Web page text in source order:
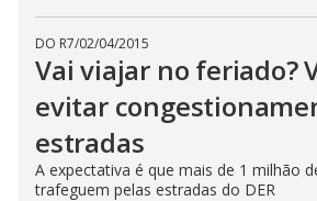
DO R7/02/04/2015
Vai viajar no feriado?
evitar
estradas
A expectativa é que mais de 1 milhão
trafeguem pelas estradas do DER